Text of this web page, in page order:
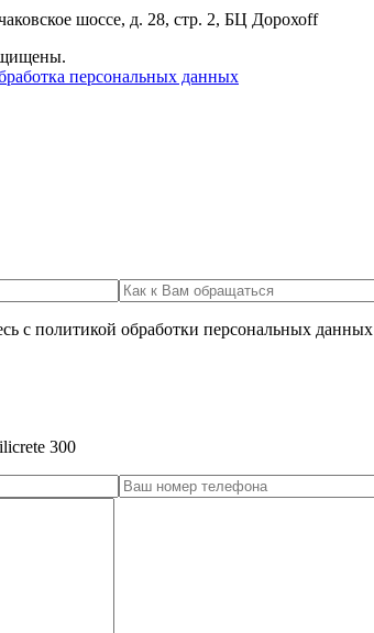
шоссе, д. 28, стр. 2, БЦ Дорохоff
персональных данных
с политикой обработки персональных данных
300